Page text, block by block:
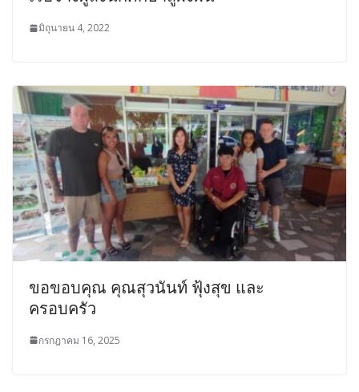
มิถุนายน 4, 2022
ขอขอบคุณ คุณสุวนันท์ ฟุ้งสุข และ
ครอบครัว
กรกฎาคม 16, 2025